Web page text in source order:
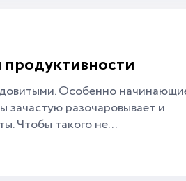
продуктивности
Особенно
зачастую разочаровывает и
Чтобы такого не...